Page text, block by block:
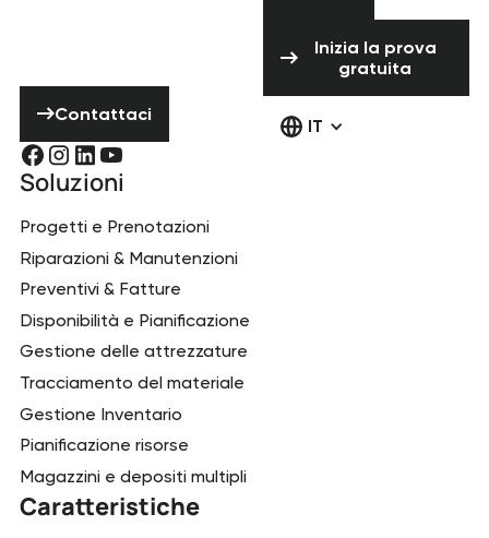
Contattaci
Inizia la prova
gratuita
IT
Soluzioni
Progetti e Prenotazioni
Riparazioni & Manutenzioni
Preventivi & Fatture
Disponibilità e Pianificazione
Gestione delle attrezzature
Tracciamento del materiale
Gestione Inventario
Pianificazione risorse
Magazzini e depositi multipli
Caratteristiche